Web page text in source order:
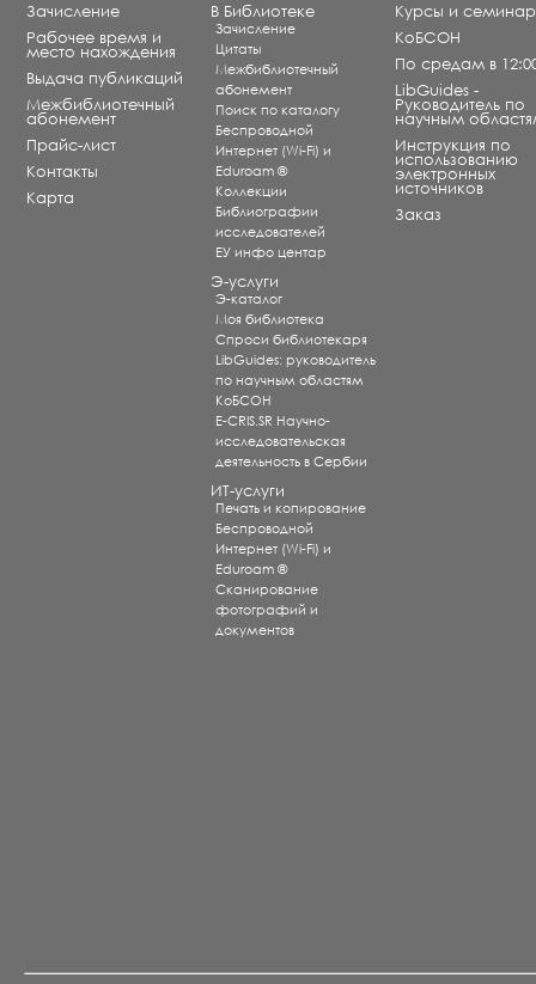
Зачисление
Рабочее время и
место нахождения
Выдача публикаций
Межбиблиотечный
абонемент
Прайс-лист
Контакты
Карта
В Библиотеке
Зачисление
Цитаты
Межбиблиотечный
абонемент
Поиск по каталогу
Беспроводной
Интернет (Wi-Fi) и
Eduroam ®
Коллекции
Библиографии
исследователей
ЕУ инфо центар
Э-услуги
Э-каталог
Моя библиотека
Спроси библиотекаря
LibGuides: руководитель
по научным областям
КоБСОН
E-CRIS.SR Научно-
исследовательская
деятельность в Сербии
ИТ-услуги
Печать и копирование
Беспроводной
Интернет (Wi-Fi) и
Eduroam ®
Сканирование
фотографий и
документов
Курсы и
КоБСОН
По средам в
LibGuides -
Руководитель по
научным
Инструкция по
использованию
электронных
источников
Заказ